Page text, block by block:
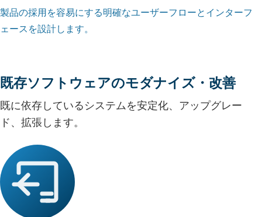
製品の採用を容易にする明確なユーザーフローとインターフ
ェースを設計します。
既存ソフトウェアのモダナイズ・改善
既に依存しているシステムを安定化、アップグレー
ド、拡張します。